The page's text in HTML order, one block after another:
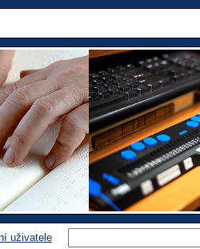
uživatele